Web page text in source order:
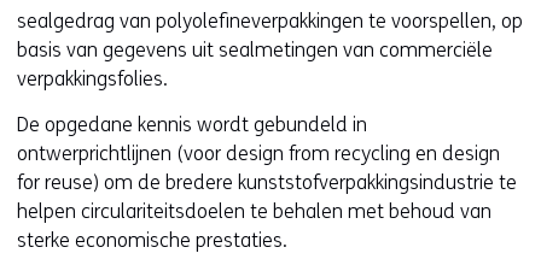
sealgedrag van polyolefineverpakkingen te voorspellen, op
basis van gegevens uit sealmetingen van commerciële
verpakkingsfolies.
De opgedane kennis wordt gebundeld in
ontwerprichtlijnen (voor design from recycling en design
for reuse) om de bredere kunststofverpakkingsindustrie te
helpen circulariteitsdoelen te behalen met behoud van
sterke economische prestaties.